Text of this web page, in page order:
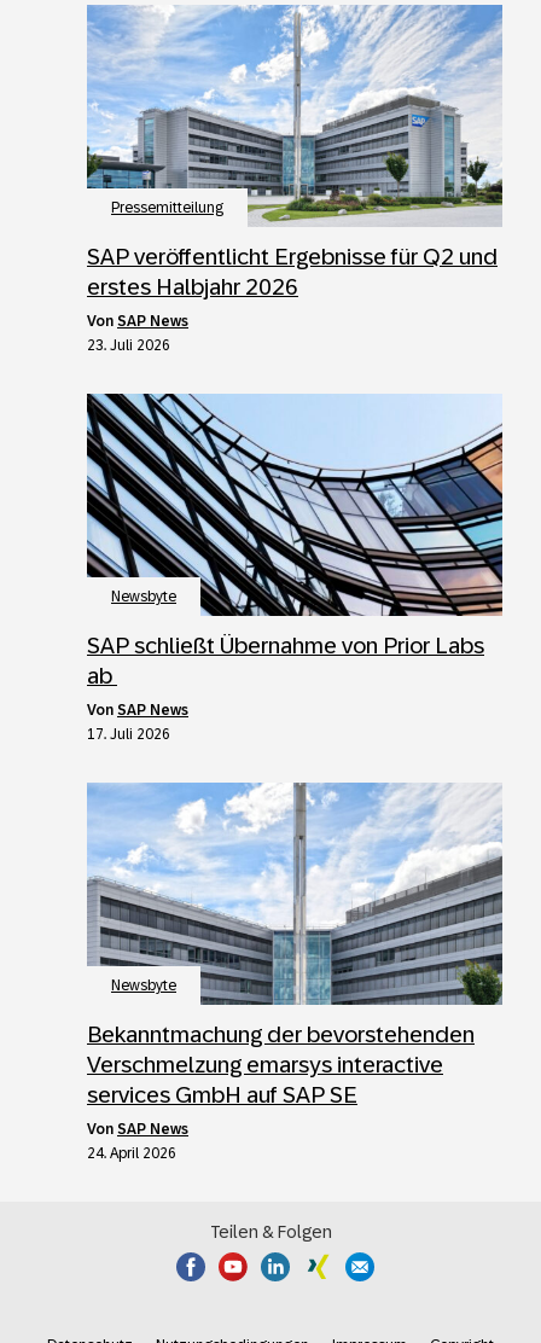
Pressemitteilung
SAP veröffentlicht Ergebnisse für Q2 und
erstes Halbjahr 2026
von SAP News
23. Juli 2026
Newsbyte
SAP schließt Übernahme von Prior Labs
ab
von SAP News
17. Juli 2026
Newsbyte
Bekanntmachung der bevorstehenden
Verschmelzung emarsys interactive
services GmbH auf SAP SE
von SAP News
24. April 2026
Teilen & Folgen